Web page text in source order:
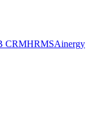
CRMHRMSAinergy